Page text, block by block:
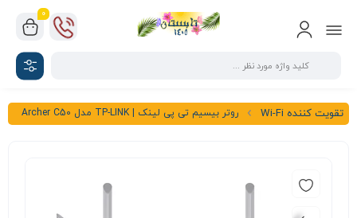
0
تقویت کننده Wi-Fi روتر بیسیم تی پی لینک | TP-LINK مدل Archer C50